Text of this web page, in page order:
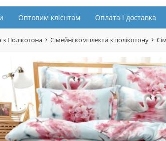
Оптовим клієнтам Оплата і доставка
з Полікотона Сімейні комплекти з полікотону